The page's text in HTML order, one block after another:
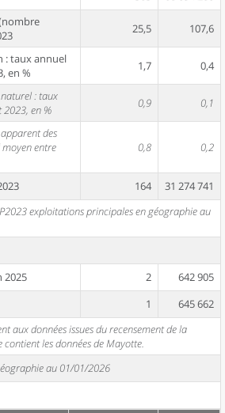
25,5 107,6
: taux annuel
en %
1,7 0,4
: taux
en %
0,9 0,1
des
entre
0,8 0,2
164
31 274 741
exploitations principales en géographie au
2025 2
642 905
1
645 662
aux données issues du recensement de la
les données de Mayotte.
au 01/01/2026